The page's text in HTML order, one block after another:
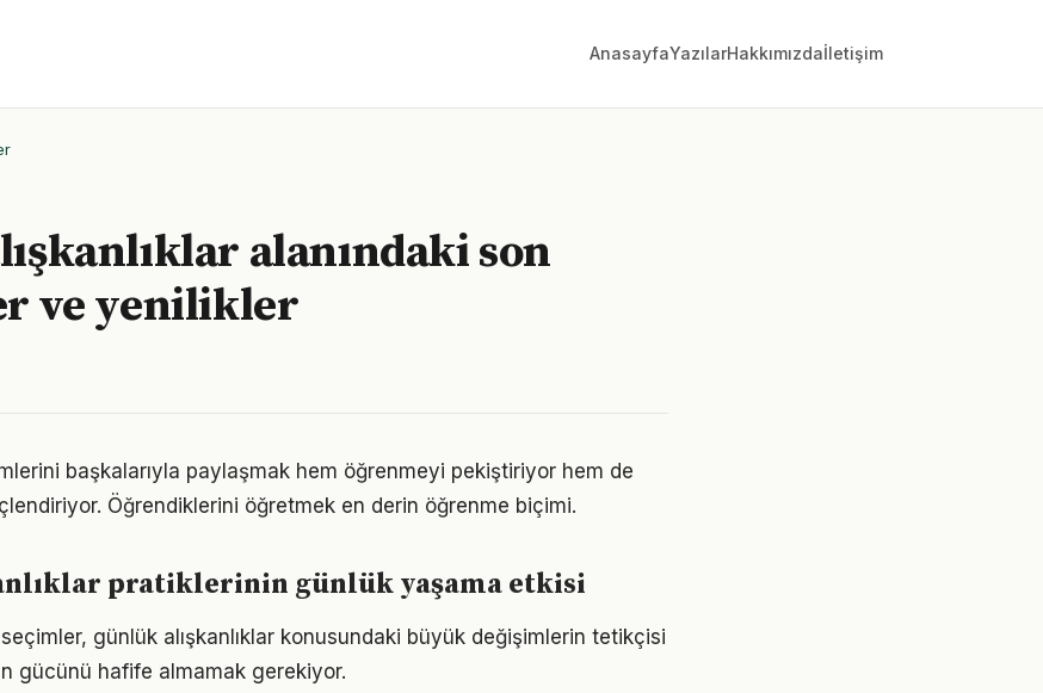
AnasayfaYazılarHakkımızdaİletişim
alanındaki son
ve yenilikler
başkalarıyla paylaşmak hem öğrenmeyi pekiştiriyor hem de
Öğrendiklerini öğretmek en derin öğrenme biçimi.
pratiklerinin günlük yaşama etkisi
günlük alışkanlıklar konusundaki büyük değişimlerin tetikçisi
gücünü hafife almamak gerekiyor.